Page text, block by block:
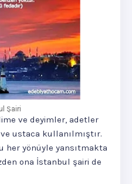
Şairi
ve deyimler, adetler
ustaca kullanılmıştır.
her yönüyle yansıtmakta
ona İstanbul şairi de